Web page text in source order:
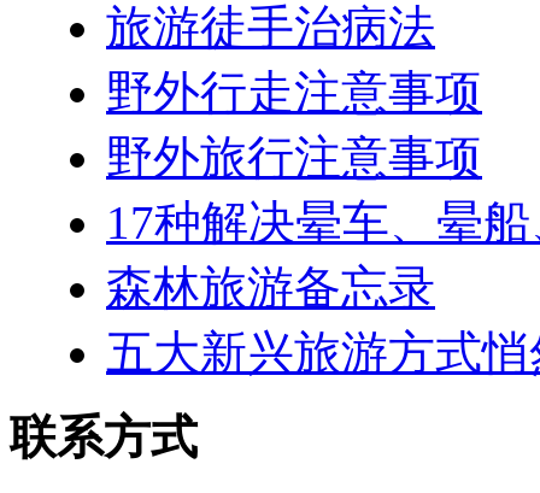
旅游徒手治病法
野外行走注意事项
野外旅行注意事项
17种解决晕车、晕
森林旅游备忘录
五大新兴旅游方式
联系方式